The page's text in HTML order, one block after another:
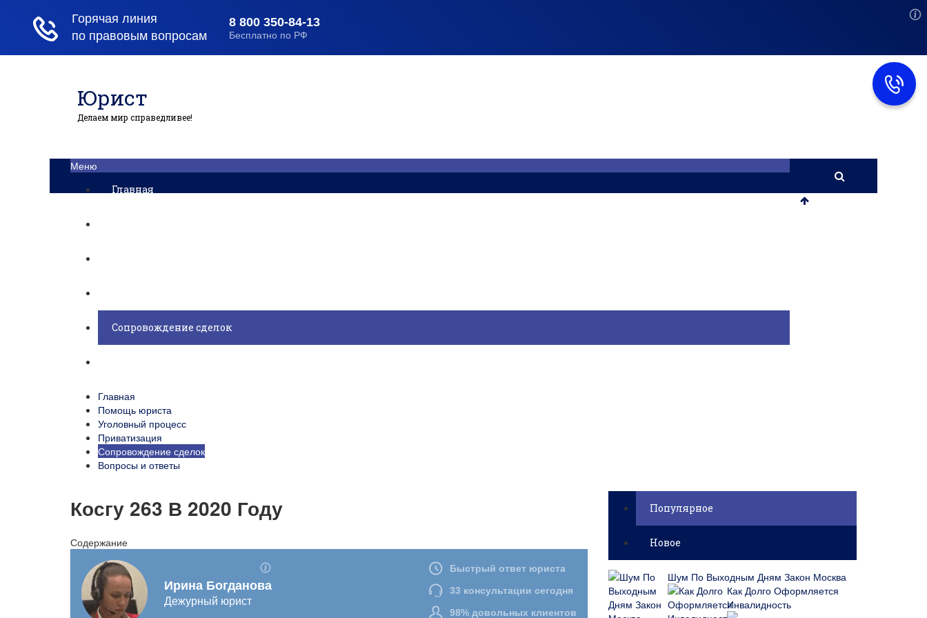
Юрист
Делаем мир справедливее!
Меню
Главная
Сопровождение сделок
Главная
Помощь юриста
Уголовный процесс
Приватизация
Сопровождение сделок
Вопросы и ответы
Косгу 263 В 2020 Году
Содержание
Популярное
Новое
Шум По Выходным Дням Закон Москва
Как Долго Оформляется
Инвалидность